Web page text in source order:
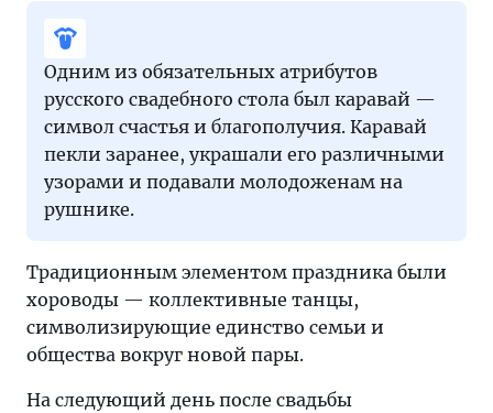
Одним из обязательных атрибутов
русского свадебного стола был каравай —
символ счастья и благополучия. Каравай
пекли заранее, украшали его различными
узорами и подавали молодоженам на
рушнике.
Традиционным элементом праздника были
хороводы — коллективные танцы,
символизирующие единство семьи и
общества вокруг новой пары.
На следующий день после свадьбы